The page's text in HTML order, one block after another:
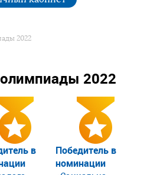
2022
2022
в
Победитель в
номинации